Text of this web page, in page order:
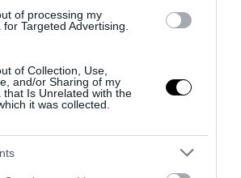
of processing my
Targeted Advertising.
of Collection, Use,
and/or Sharing of my
that Is Unrelated with the
it was collected.
τέταρτη συνεχόμενη
στην Κίνα: Σε
το ποσοστό